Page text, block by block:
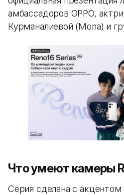
амбассадоров OPPO,
Курманалиевой (Mona) и
Что умеют камеры
Серия сделана с акцентом